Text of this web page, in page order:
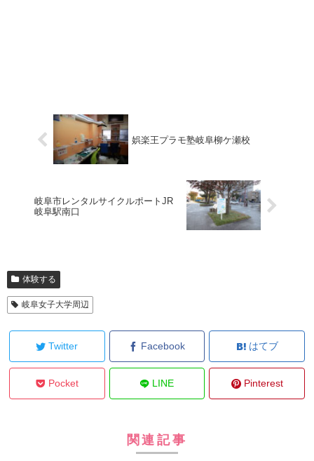
娯楽王プラモ塾岐阜柳ケ瀬校
岐阜市レンタルサイクルポートJR
岐阜駅南口
体験する
岐阜女子大学周辺
Twitter Facebook はてブ
Pocket LINE Pinterest
関連記事